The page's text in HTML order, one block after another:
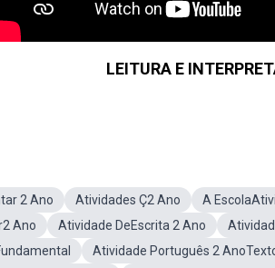
LEITURA E
2 Ano Atividades Ç2 Ano A
Ano
Atividade DeEscrita 2 Ano
Atividade Português 2